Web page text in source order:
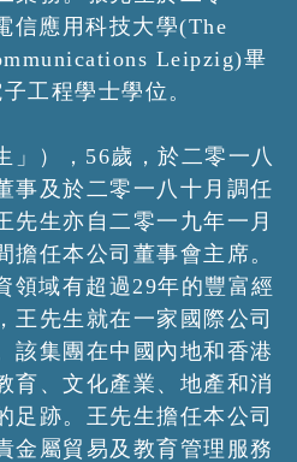
信應用科技大學(The
Leipzig)畢
工程學士學位。
」），56歲，於二零一八
事及於二零一八十月調任
先生亦自二零一九年一月
擔任本公司董事會主席。
領域有超過29年的豐富經
王先生就在一家國際公司
該集團在中國內地和香港
育、文化產業、地產和消
足跡。王先生擔任本公司
金屬貿易及教育管理服務